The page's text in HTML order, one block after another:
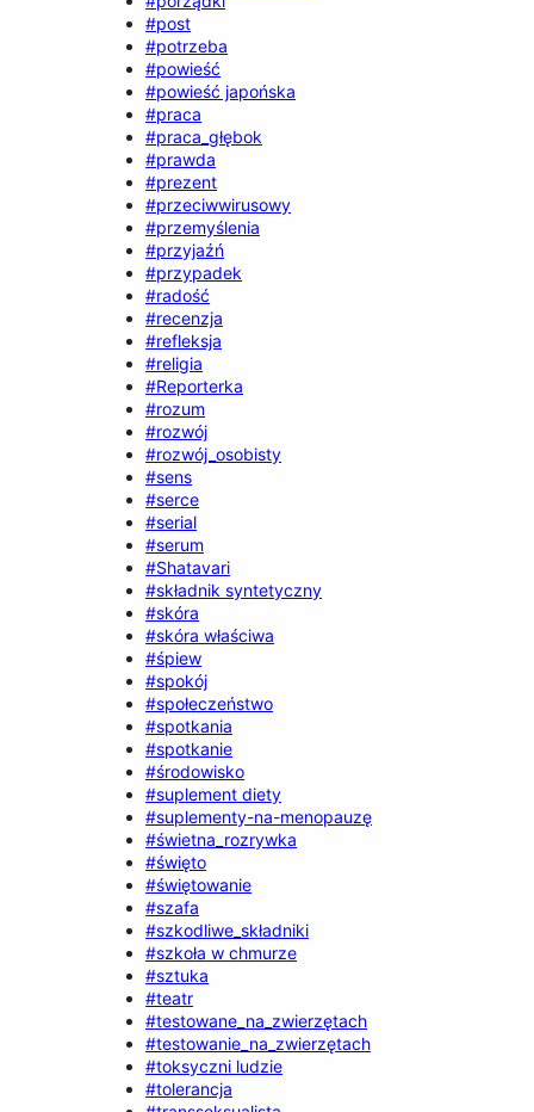
#post
#potrzeba
#powieść
#powieść japońska
#praca
#praca_głębok
#prawda
#prezent
#przeciwwirusowy
#przemyślenia
#przyjaźń
#przypadek
#radość
#recenzja
#refleksja
#religia
#Reporterka
#rozum
#rozwój
#rozwój_osobisty
#sens
#serce
#serial
#serum
#Shatavari
#składnik syntetyczny
#skóra
#skóra właściwa
#śpiew
#spokój
#społeczeństwo
#spotkania
#spotkanie
#środowisko
#suplement diety
#suplementy-na-menopauzę
#świetna_rozrywka
#święto
#świętowanie
#szafa
#szkodliwe_składniki
#szkoła w chmurze
#sztuka
#teatr
#testowane_na_zwierzętach
#testowanie_na_zwierzętach
#toksyczni ludzie
#tolerancja